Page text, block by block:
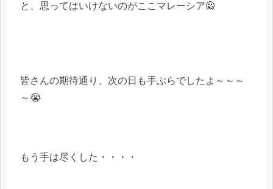
と、思ってはいけないのがここマレーシア🙅
皆さんの期待通り、次の日も手ぶらでしたよ～～～
～😭
もう手は尽くした・・・・